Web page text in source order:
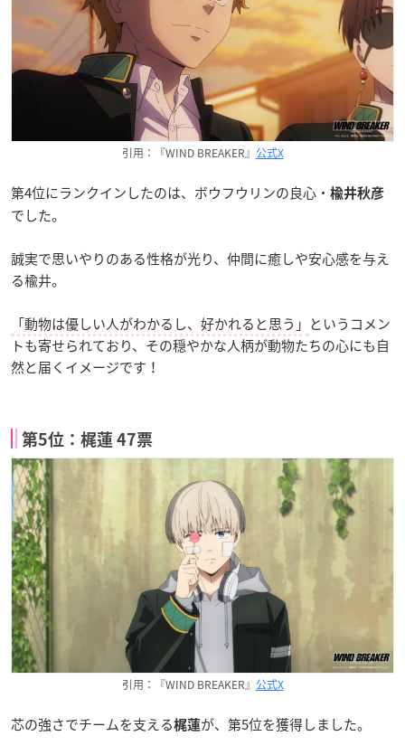
引用：『WIND BREAKER』 公式X
第4位にランクインしたのは、ボウフウリンの良心・ 楡井秋彦
でした。
誠実で思いやりのある性格が光り、仲間に癒しや安心感を与え
る楡井。
「動物は優しい人がわかるし、好かれると思う」 というコメン
トも寄せられており、その穏やかな人柄が動物たちの心にも自
然と届くイメージです！
第5位：梶蓮 47票
引用：『WIND BREAKER』 公式X
芯の強さでチームを支える梶蓮が、第5位を獲得しました。